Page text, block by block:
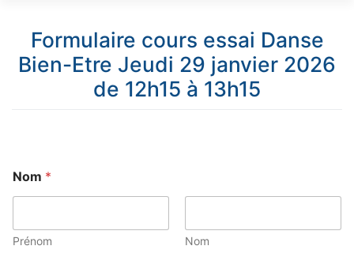
Formulaire cours essai Danse
Bien-Etre Jeudi 29 janvier 2026
de 12h15 à 13h15
Nom *
Prénom Nom